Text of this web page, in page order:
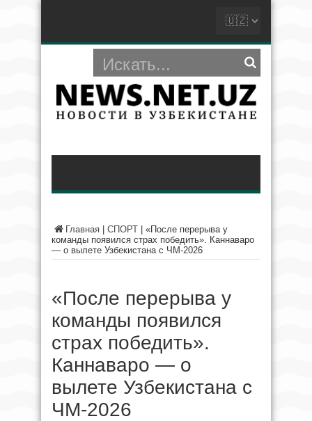
Главная СПОРТ
«После перерыва у
команды появился страх победить». Каннаваро
— о вылете Узбекистана с ЧМ-2026
«После перерыва у
команды появился
страх победить».
Каннаваро — о
вылете Узбекистана с
ЧМ-2026